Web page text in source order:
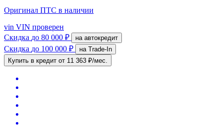
Оригинал ПТС в наличии
vin VIN проверен
Скидка до 80 000 ₽ на автокредит
Скидка до 100 000 ₽
на Trade-In
Купить в кредит от 11 363 ₽/мес.